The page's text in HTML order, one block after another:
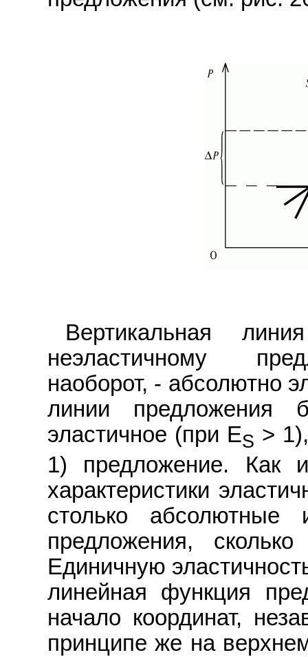
Вертикальная
неэластичному
наоборот, - абсолютно
линии предложения
эластичное (при ES >
1) предложение. Как
характеристики
столько
предложения,
Единичную
линейная функция
начало координат,
принципе же на